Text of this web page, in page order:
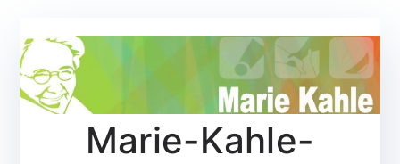
Inhalt
springen
Marie-Kahle-